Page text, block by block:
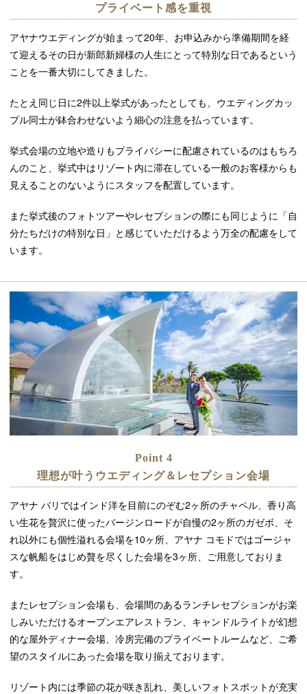
プライベート感を重視
アヤナウエディングが始まって20年、お申込みから準備期間を経
て迎えるその日が新郎新婦様の人生にとって特別な日であるという
ことを一番大切にしてきました。
たとえ同じ日に2件以上挙式があったとしても、ウエディングカッ
プル同士が鉢合わせないよう細心の注意を払っています。
挙式会場の立地や造りもプライバシーに配慮されているのはもちろ
んのこと、挙式中はリゾート内に滞在している一般のお客様からも
見えることのないようにスタッフを配置しています。
また挙式後のフォトツアーやレセプションの際にも同じように「自
分たちだけの特別な日」と感じていただけるよう万全の配慮をして
います。
Point 4
理想が叶うウエディング＆レセプション会場
アヤナ バリではインド洋を目前にのぞむ2ヶ所のチャペル、香り高
い生花を贅沢に使ったバージンロードが自慢の2ヶ所のガゼボ、そ
れ以外にも個性溢れる会場を10ヶ所、アヤナ コモドではゴージャ
スな帆船をはじめ贅を尽くした会場を3ヶ所、ご用意しておりま
す。
またレセプション会場も、会場間のあるランチレセプションがお楽
しみいただけるオープンエアレストラン、キャンドルライトが幻想
的な屋外ディナー会場、冷房完備のプライベートルームなど、ご希
望のスタイルにあった会場を取り揃えております。
リゾート内には季節の花が咲き乱れ、美しいフォトスポットが充実